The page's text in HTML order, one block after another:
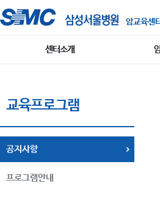
암교육센
센터소개
교육프로그램
공지사항
프로그램안내